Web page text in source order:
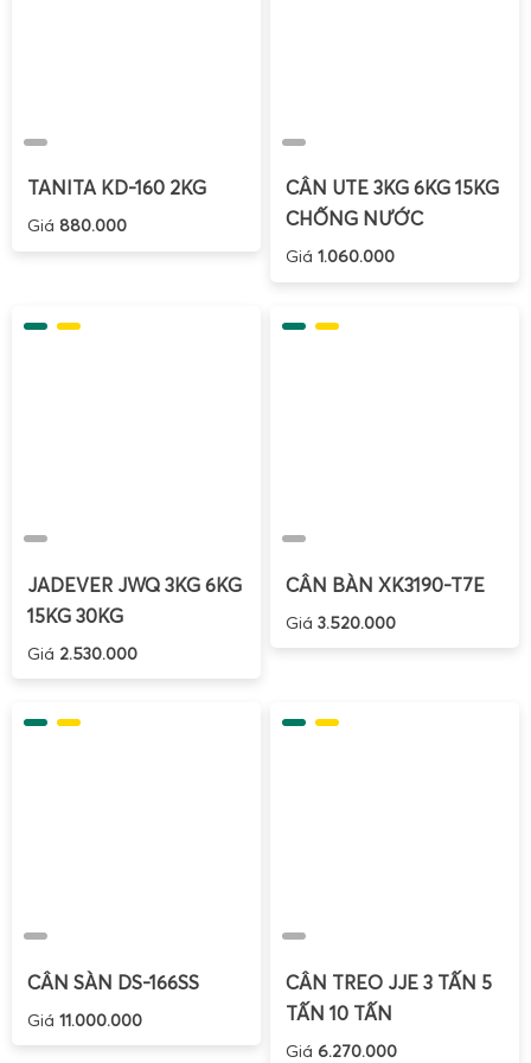
Cân mini 100g 200g 300g định lượng chi tiết nhựa
các chi tiết nhựa nhỏ trong ngành điện tử, ô tô, gia
dụng được cân để kiểm tra trọng lượng, phát hiện
sai lệch do thiếu nhựa, bọt khí, lỗi khuôn…
Cân tiểu ly cân kiểm tra trọng lượng mẫu hàng hóa
thiện, so sánh với trọng lượng tiêu chuẩn, từ đó đánh
Lợi ích khi mua cân điện tử mini – cân tiểu li 100g
200g 300g 500g 1000g tại Cân Điện Tử Gia Phát
TANITA KD-160 2KG
Giá 880.000
CÂN UTE 3KG 6KG 15KG
CHỐNG NƯỚC
Giá 1.060.000
JADEVER JWQ 3KG 6KG
15KG 30KG
Giá 2.530.000
CÂN BÀN XK3190-T7E
Giá 3.520.000
CÂN SÀN DS-166SS
Giá 11.000.000
CÂN TREO JJE 3 TẤN 5
TẤN 10 TẤN
Giá 6.270.000